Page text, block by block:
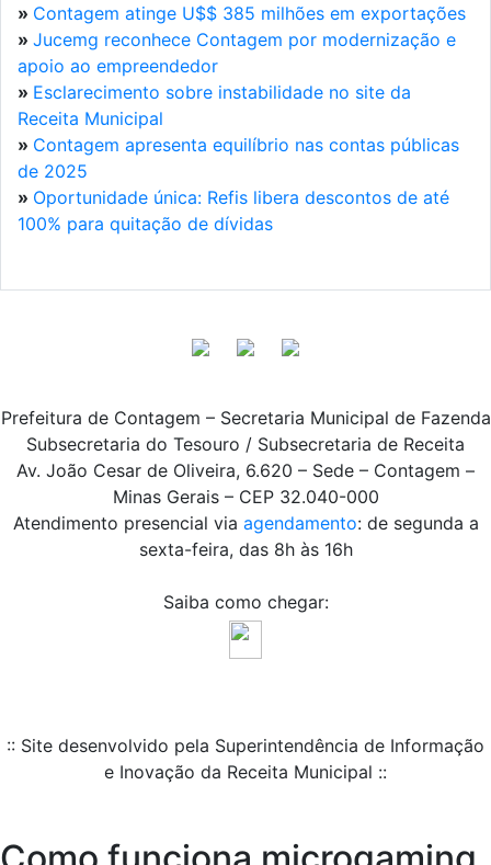
» Contagem atinge U$$ 385 milhões em exportações
» Jucemg reconhece Contagem por modernização e
apoio ao empreendedor
» Esclarecimento sobre instabilidade no site da
Receita Municipal
» Contagem apresenta equilíbrio nas contas públicas
de 2025
» Oportunidade única: Refis libera descontos de até
100% para quitação de dívidas
Prefeitura de Contagem – Secretaria Municipal de Fazenda
Subsecretaria do Tesouro / Subsecretaria de Receita
Av. João Cesar de Oliveira, 6.620 – Sede – Contagem –
Minas Gerais – CEP 32.040-000
Atendimento presencial via agendamento: de segunda a
sexta-feira, das 8h às 16h
Saiba como chegar:
:: Site desenvolvido pela Superintendência de Informação
e Inovação da Receita Municipal ::